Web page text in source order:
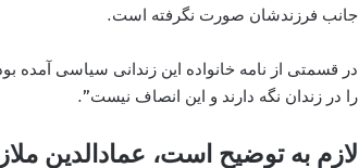
جانب فرزندشان صورت نگرفته است.
در قسمتی از نامه خانواده این زندانی سیاسی آمده
را در زندان نگه دارند و این انصاف نیست”.
لازم به توضیح است، عمادالدین